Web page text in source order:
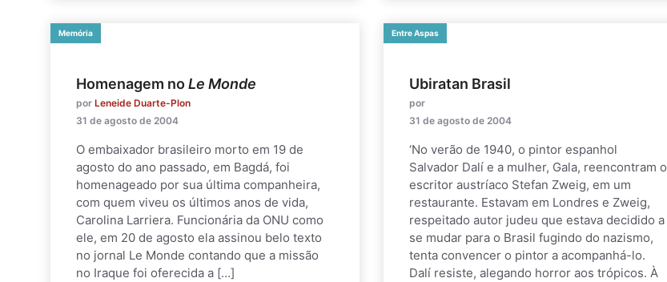
Memória
Homenagem noLe Monde
por Leneide Duarte-Plon
31 de agosto de 2004
O embaixador brasileiro morto em 19 de
agosto do ano passado, em Bagdá, foi
homenageado por sua última companheira,
com quem viveu os últimos anos de vida,
Carolina Larriera. Funcionária da ONU como
ele, em 20 de agosto ela assinou belo texto
no jornal Le Monde contando que a missão
no Iraque foi oferecida a […]
Entre Aspas
Ubiratan Brasil
por
31 de agosto de 2004
‘No verão de 1940, o pintor espanhol
Salvador Dalí e a mulher, Gala, reencontram o
escritor austríaco Stefan Zweig, em um
restaurante. Estavam em Londres e Zweig,
respeitado autor judeu que estava decidido a
se mudar para o Brasil fugindo do nazismo,
tenta convencer o pintor a acompanhá-lo.
Dalí resiste, alegando horror aos trópicos. À